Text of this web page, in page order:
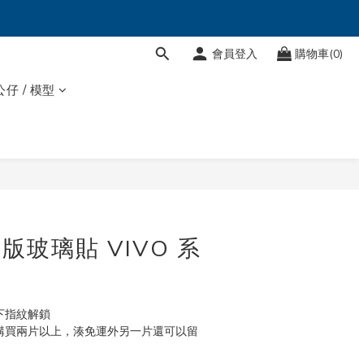
會員登入 購物車(0)
仔 / 模型
玻璃貼 VIVO 系
指紋解鎖
兩片以上，湊免運外另一片還可以留